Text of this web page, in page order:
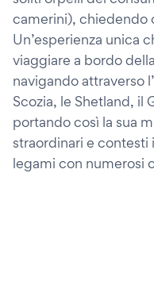
camerini), chiedendo
Un’esperienza unica
viaggiare a bordo
navigando attraverso
Scozia, le Shetland, il
portando così la sua
straordinari e
legami con numerosi